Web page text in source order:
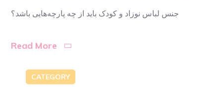
جنس لباس نوزاد و کودک باید از چه پارچه‌هایی باشد؟
Read More
CATEGORY